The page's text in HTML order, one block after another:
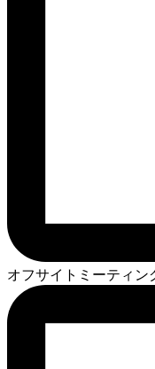
オフサイトミーティン